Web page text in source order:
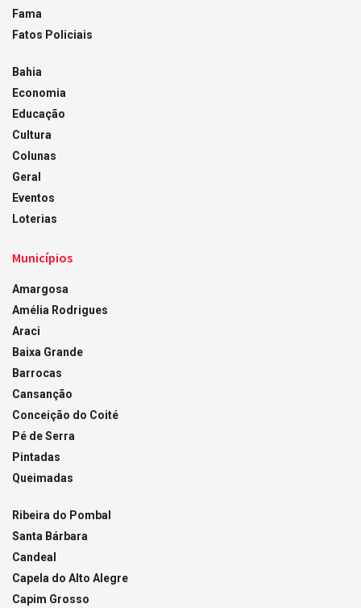
Fama
Fatos Policiais
Bahia
Economia
Educação
Cultura
Colunas
Geral
Eventos
Loterias
Municípios
Amargosa
Amélia Rodrigues
Araci
Baixa Grande
Barrocas
Cansanção
Conceição do Coité
Pé de Serra
Pintadas
Queimadas
Ribeira do Pombal
Santa Bárbara
Candeal
Capela do Alto Alegre
Capim Grosso